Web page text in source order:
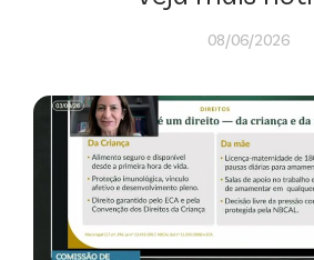
08/06/2026